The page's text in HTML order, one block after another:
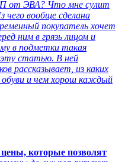
от ЭВА? Что мне сулит
вообще сделана
покупатель хочет
ним в грязь лицом и
в подметки такая
эту статью. В ней
рассказывает, из каких
и чем хорош каждый
которые позволят